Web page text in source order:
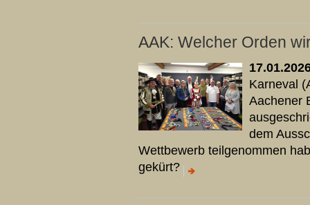
AAK: Welcher Orden
Karneval
Aachener
dem
Wettbewerb teilgenommen
gekürt?